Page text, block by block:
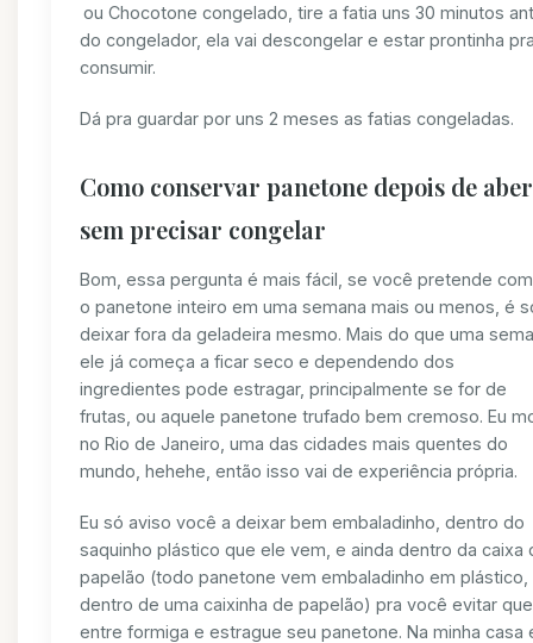
ou Chocotone congelado, tire a fatia uns 30 minutos
do congelador, ela vai descongelar e estar prontinha
consumir.
Dá pra guardar por uns 2 meses as fatias congeladas.
Como conservar panetone depois de
sem precisar congelar
Bom, essa pergunta é mais fácil, se você pretende
o panetone inteiro em uma semana mais ou menos, é
deixar fora da geladeira mesmo. Mais do que uma
ele já começa a ficar seco e dependendo dos
ingredientes pode estragar, principalmente se for de
frutas, ou aquele panetone trufado bem cremoso. Eu
no Rio de Janeiro, uma das cidades mais quentes do
mundo, hehehe, então isso vai de experiência própria.
Eu só aviso você a deixar bem embaladinho, dentro do
saquinho plástico que ele vem, e ainda dentro da caixa
papelão (todo panetone vem embaladinho em plástico,
dentro de uma caixinha de papelão) pra você evitar que
entre formiga e estrague seu panetone. Na minha casa